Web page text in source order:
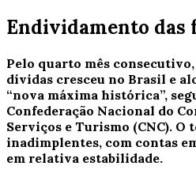
Endividamento das
Pelo quarto mês
dívidas cresceu no Brasil e
“nova máxima histórica”,
Confederação Nacional do
Serviços e Turismo (CNC). O
inadimplentes, com contas
em relativa estabilidade.